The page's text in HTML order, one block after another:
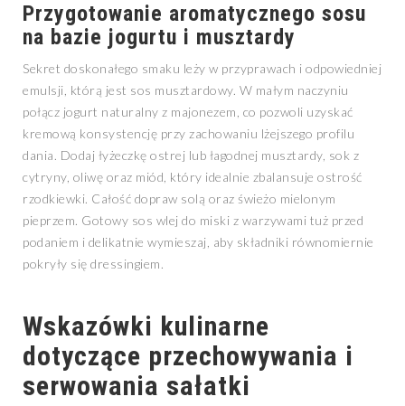
Przygotowanie aromatycznego sosu
na bazie jogurtu i musztardy
Sekret doskonałego smaku leży w przyprawach i odpowiedniej
emulsji, którą jest sos musztardowy. W małym naczyniu
połącz jogurt naturalny z majonezem, co pozwoli uzyskać
kremową konsystencję przy zachowaniu lżejszego profilu
dania. Dodaj łyżeczkę ostrej lub łagodnej musztardy, sok z
cytryny, oliwę oraz miód, który idealnie zbalansuje ostrość
rzodkiewki. Całość dopraw solą oraz świeżo mielonym
pieprzem. Gotowy sos wlej do miski z warzywami tuż przed
podaniem i delikatnie wymieszaj, aby składniki równomiernie
pokryły się dressingiem.
Wskazówki kulinarne
dotyczące przechowywania i
serwowania sałatki